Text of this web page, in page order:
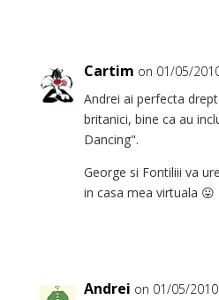
Cartim on 01/05/
Andrei ai perfecta
britanici, bine ca au
Dancing".
George si Fontiliii va
in casa mea virtuala 😛
Andrei on 01/05/